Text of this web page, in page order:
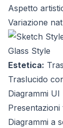
Aspetto
Variazione
Glass Style
Estetica:
Traslucido
Diagrammi UI
Presentazioni
Diagrammi a